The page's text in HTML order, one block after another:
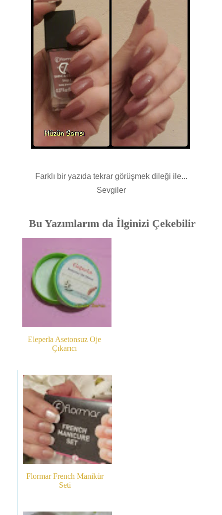
Farklı bir yazıda tekrar görüşmek dileği ile...
Sevgiler
Bu Yazımlarım da İlginizi Çekebilir
Eleperla Asetonsuz Oje
Çıkarıcı
Flormar French Manikür
Seti